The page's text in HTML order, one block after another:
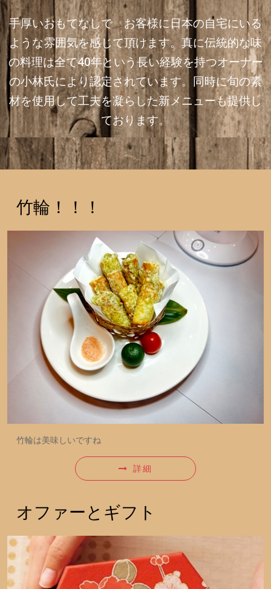
手厚いおもてなしで お客様に日本の自宅にいる
ような雰囲気を感じて頂けます。真に伝統的な味
の料理は全て40年という長い経験を持つオーナー
の小林氏により認定されています。同時に旬の素
材を使用して工夫を凝らした新メニューも提供し
ております。
竹輪！！！
竹輪は美味しいですね
詳細
オファーとギフト